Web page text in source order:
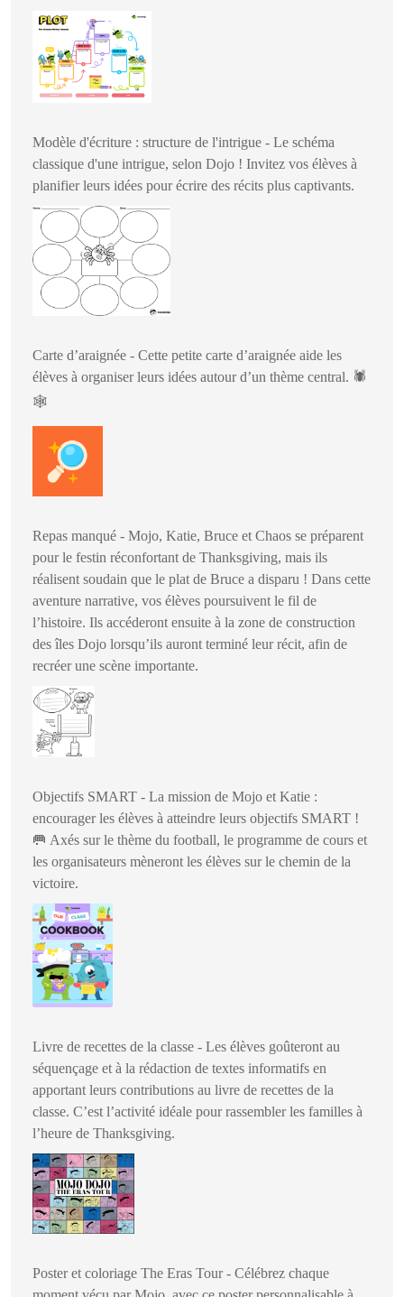
Modèle d'écriture : structure de l'intrigue - Le schéma
classique d'une intrigue, selon Dojo ! Invitez vos élèves à
planifier leurs idées pour écrire des récits plus captivants.
Carte d’araignée - Cette petite carte d’araignée aide les
élèves à organiser leurs idées autour d’un thème central. 🕷️
🕸️
Repas manqué - Mojo, Katie, Bruce et Chaos se préparent
pour le festin réconfortant de Thanksgiving, mais ils
réalisent soudain que le plat de Bruce a disparu ! Dans cette
aventure narrative, vos élèves poursuivent le fil de
l’histoire. Ils accéderont ensuite à la zone de construction
des îles Dojo lorsqu’ils auront terminé leur récit, afin de
recréer une scène importante.
Objectifs SMART - La mission de Mojo et Katie :
encourager les élèves à atteindre leurs objectifs SMART !
🥅 Axés sur le thème du football, le programme de cours et
les organisateurs mèneront les élèves sur le chemin de la
victoire.
Livre de recettes de la classe - Les élèves goûteront au
séquençage et à la rédaction de textes informatifs en
apportant leurs contributions au livre de recettes de la
classe. C’est l’activité idéale pour rassembler les familles à
l’heure de Thanksgiving.
Poster et coloriage The Eras Tour - Célébrez chaque